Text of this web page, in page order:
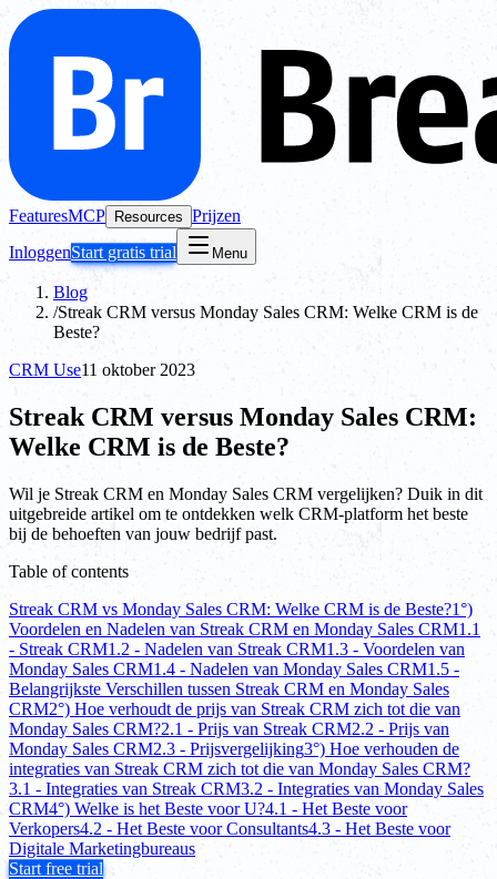
FeaturesMCP Resources Prijzen
InloggenStart gratis trial Menu
Blog
/Streak CRM versus Monday Sales CRM: Welke CRM is de
Beste?
CRM Use11 oktober 2023
Streak CRM versus Monday Sales CRM:
Welke CRM is de Beste?
Wil je Streak CRM en Monday Sales CRM vergelijken? Duik in dit
uitgebreide artikel om te ontdekken welk CRM-platform het beste
bij de behoeften van jouw bedrijf past.
Table of contents
Streak CRM vs Monday Sales CRM: Welke CRM is de Beste?1°)
Voordelen en Nadelen van Streak CRM en Monday Sales CRM1.1
- Streak CRM1.2 - Nadelen van Streak CRM1.3 - Voordelen van
Monday Sales CRM1.4 - Nadelen van Monday Sales CRM1.5 -
Belangrijkste Verschillen tussen Streak CRM en Monday Sales
CRM2°) Hoe verhoudt de prijs van Streak CRM zich tot die van
Monday Sales CRM?2.1 - Prijs van Streak CRM2.2 - Prijs van
Monday Sales CRM2.3 - Prijsvergelijking3°) Hoe verhouden de
integraties van Streak CRM zich tot die van Monday Sales CRM?
3.1 - Integraties van Streak CRM3.2 - Integraties van Monday Sales
CRM4°) Welke is het Beste voor U?4.1 - Het Beste voor
Verkopers4.2 - Het Beste voor Consultants4.3 - Het Beste voor
Digitale Marketingbureaus
Start free trial